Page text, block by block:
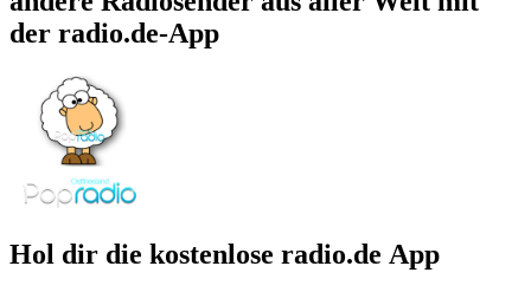
der radio.de-App
Hol dir die kostenlose radio.de App